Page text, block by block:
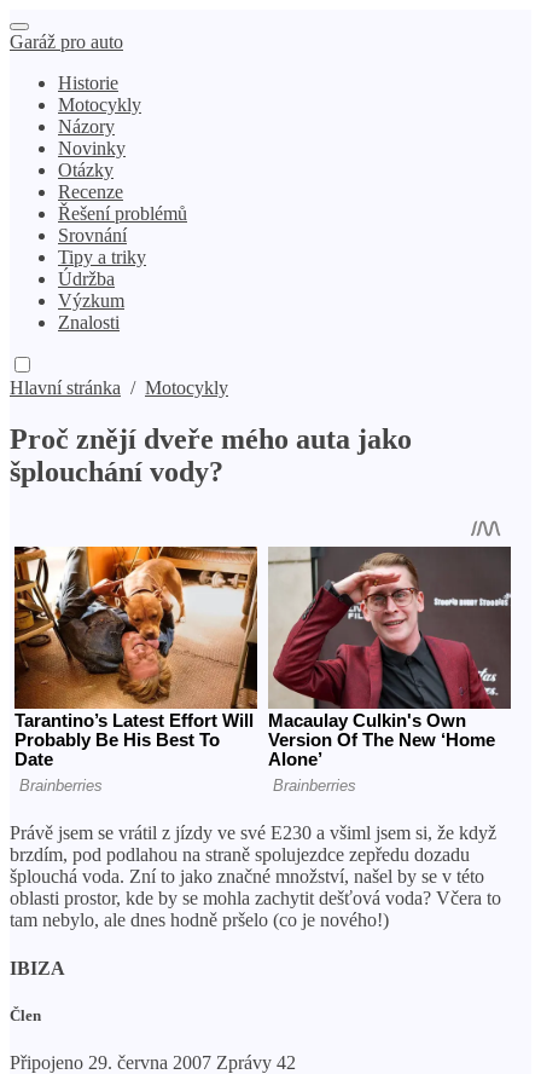
Garáž pro auto
Historie
Motocykly
Názory
Novinky
Otázky
Recenze
Řešení problémů
Srovnání
Tipy a triky
Údržba
Výzkum
Znalosti
Hlavní stránka / Motocykly
Proč znějí dveře mého auta jako
šplouchání vody?
Právě jsem se vrátil z jízdy ve své E230 a všiml jsem si, že když
brzdím, pod podlahou na straně spolujezdce zepředu dozadu
šplouchá voda. Zní to jako značné množství, našel by se v této
oblasti prostor, kde by se mohla zachytit dešťová voda? Včera to
tam nebylo, ale dnes hodně pršelo (co je nového!)
IBIZA
Člen
Připojeno 29. června 2007 Zprávy 42